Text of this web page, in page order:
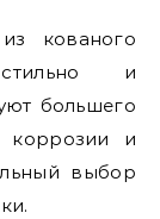
кованого
и
большего
коррозии и
выбор